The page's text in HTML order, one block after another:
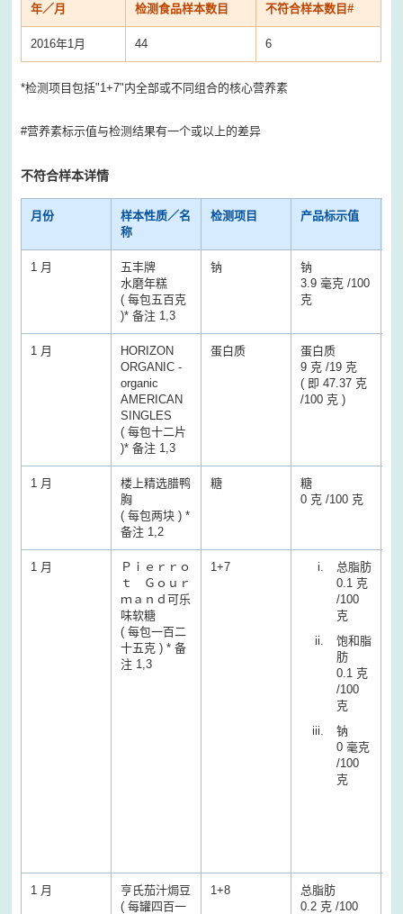
年／月 检测食品样本数目 不符合样本数目#
2016年1月 44 6
*检测项目包括"1+7"内全部或不同组合的核心营养素
#营养素标示值与检测结果有一个或以上的差异
不符合样本详情
月份
样本性质／名
称
检测项目 产品标示值
1 月
五丰牌
水磨年糕
( 每包五百克
)* 备注 1,3
钠
钠
3.9 毫克 /100
克
1 月
HORIZON
ORGANIC -
organic
AMERICAN
SINGLES
( 每包十二片
)* 备注 1,3
蛋白质
蛋白质
9 克 /19 克
( 即 47.37 克
/100 克 )
1 月
楼上精选腊鸭
胸
( 每包两块 ) *
备注 1,2
糖
糖
0 克 /100 克
1 月
Ｐｉｅｒｒｏ
ｔ Ｇｏｕｒ
ｍａｎｄ可乐
味软糖
( 每包一百二
十五克 ) * 备
注 1,3
1+7
总脂肪
0.1 克
/100
克
饱和脂
肪
0.1 克
/100
克
钠
0 毫克
/100
克
1 月
亨氏茄汁焗豆
( 每罐四百一
1+8
总脂肪
0.2 克 /100